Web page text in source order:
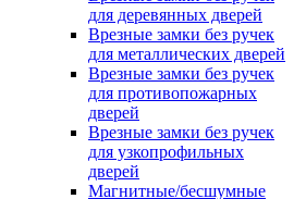
для деревянных дверей
Врезные замки без ручек
для металлических дверей
Врезные замки без ручек
для противопожарных
дверей
Врезные замки без ручек
для узкопрофильных
дверей
Магнитные/бесшумные